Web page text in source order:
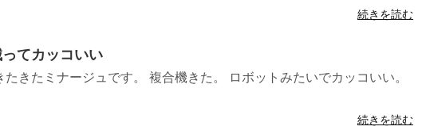
続きを読む
てカッコいい
たきたミナージュです。 複合機きた。 ロボットみたいでカッコいい。
続きを読む